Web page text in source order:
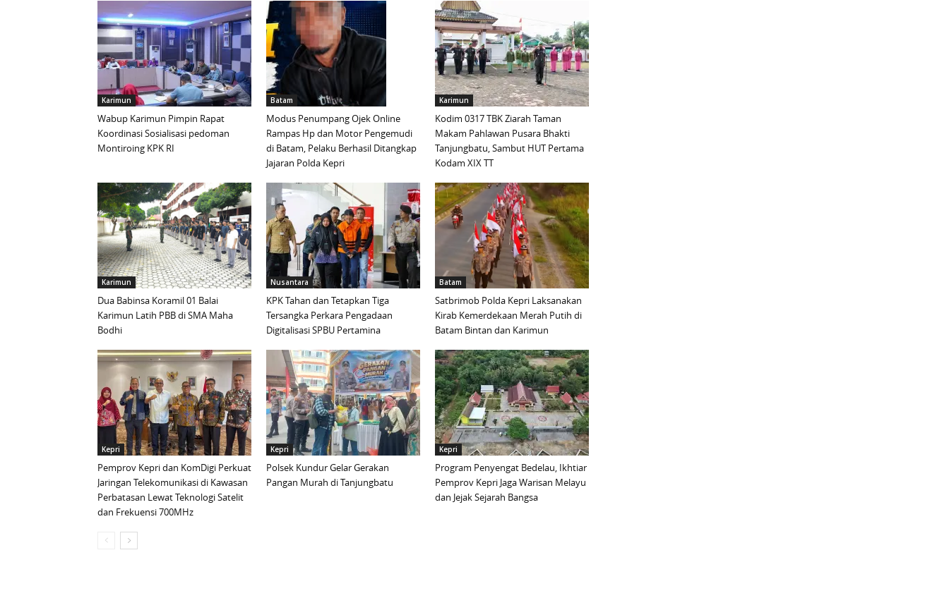
Karimun
Wabup Karimun Pimpin Rapat
Koordinasi Sosialisasi pedoman
Montiroing KPK RI
Batam
Modus Penumpang Ojek Online
Rampas Hp dan Motor Pengemudi
di Batam, Pelaku Berhasil Ditangkap
Jajaran Polda Kepri
Karimun
Kodim 0317 TBK Ziarah Taman
Makam Pahlawan Pusara Bhakti
Tanjungbatu, Sambut HUT Pertama
Kodam XIX TT
Karimun
Dua Babinsa Koramil 01 Balai
Karimun Latih PBB di SMA Maha
Bodhi
Nusantara
KPK Tahan dan Tetapkan Tiga
Tersangka Perkara Pengadaan
Digitalisasi SPBU Pertamina
Batam
Satbrimob Polda Kepri Laksanakan
Kirab Kemerdekaan Merah Putih di
Batam Bintan dan Karimun
Kepri
Pemprov Kepri dan KomDigi Perkuat
Jaringan Telekomunikasi di Kawasan
Perbatasan Lewat Teknologi Satelit
dan Frekuensi 700MHz
Kepri
Polsek Kundur Gelar Gerakan
Pangan Murah di Tanjungbatu
Kepri
Program Penyengat Bedelau, Ikhtiar
Pemprov Kepri Jaga Warisan Melayu
dan Jejak Sejarah Bangsa